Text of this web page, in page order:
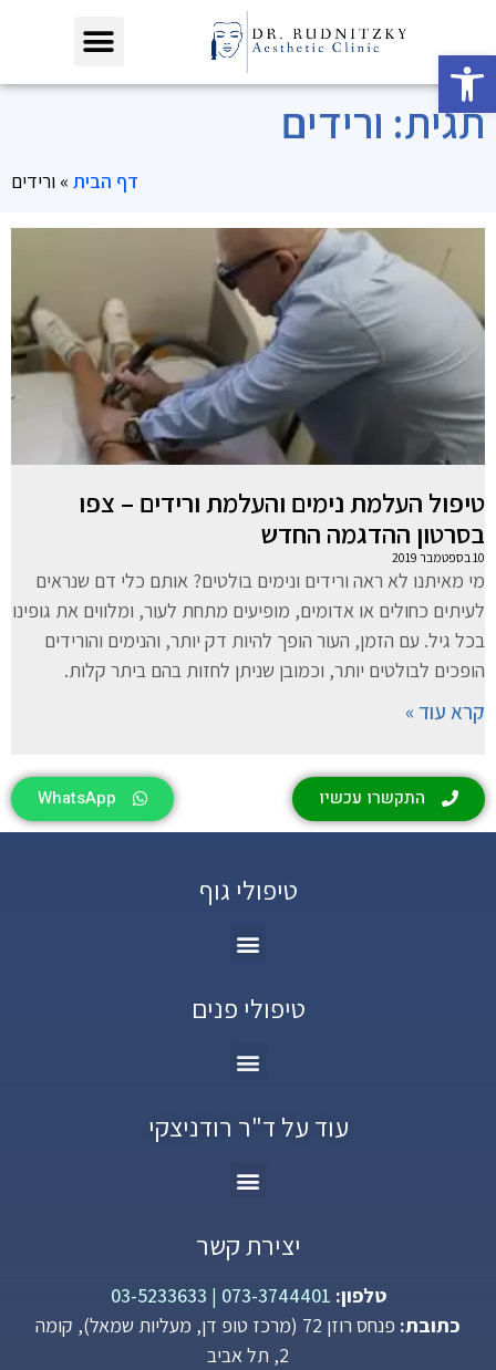
פתח סרגל נגישות
תגית: ורידים
דף הבית » ורידים
טיפול העלמת נימים והעלמת ורידים – צפו
בסרטון ההדגמה החדש
10 בספטמבר 2019
מי מאיתנו לא ראה ורידים ונימים בולטים? אותם כלי דם שנראים
לעיתים כחולים או אדומים, מופיעים מתחת לעור, ומלווים את גופינו
בכל גיל. עם הזמן, העור הופך להיות דק יותר, והנימים והורידים
הופכים לבולטים יותר, וכמובן שניתן לחזות בהם ביתר קלות.
קרא עוד »
התקשרו עכשיו WhatsApp
טיפולי גוף
טיפולי פנים
עוד על ד"ר רודניצקי
יצירת קשר
טלפון: 073-3744401
|
03-5233633
כתובת:
פנחס רוזן 72 (מרכז טופ דן, מעליות שמאל), קומה
2, תל אביב